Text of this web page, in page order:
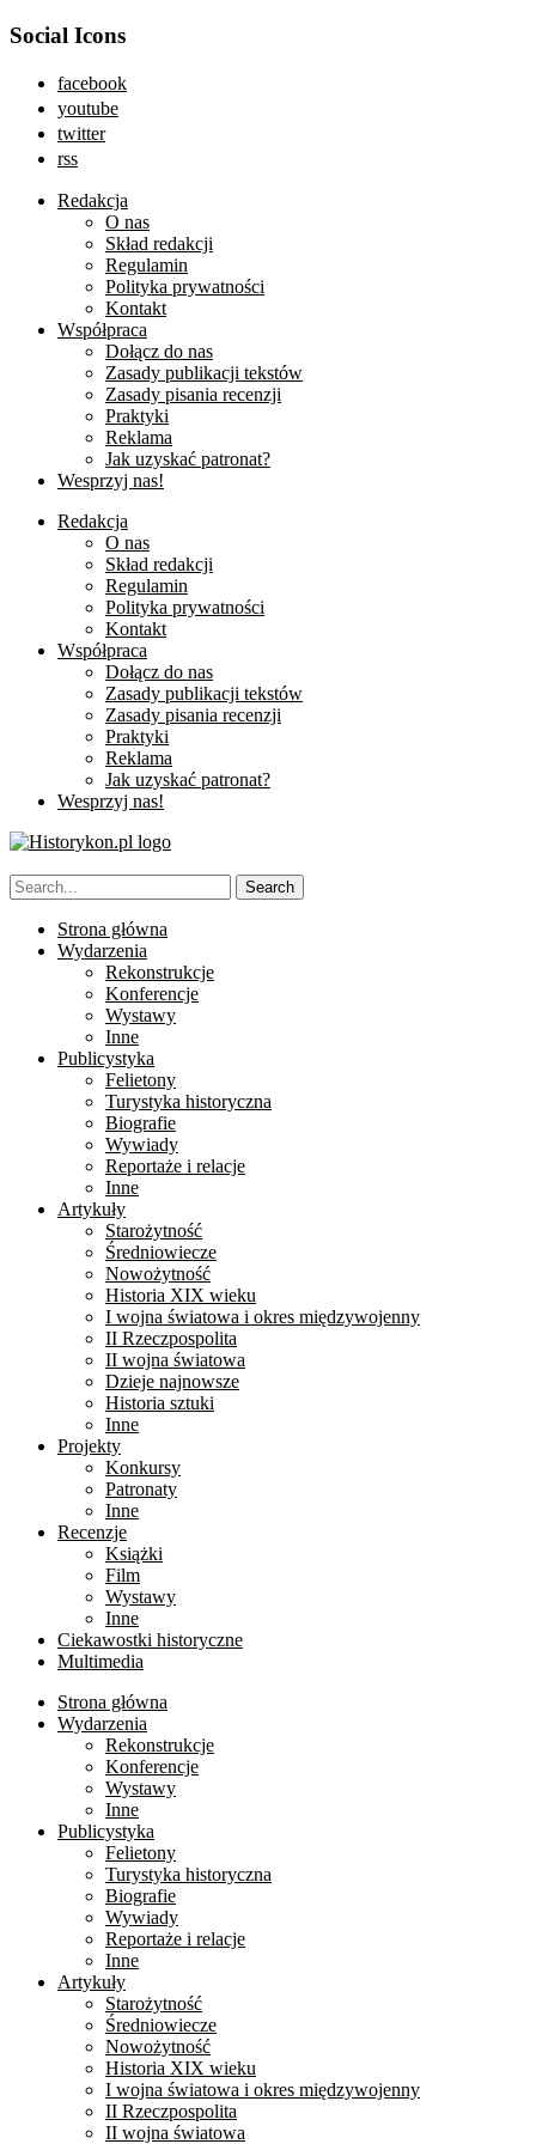
Social Icons
facebook
youtube
twitter
rss
Redakcja
O nas
Skład redakcji
Regulamin
Polityka prywatności
Kontakt
Współpraca
Dołącz do nas
Zasady publikacji tekstów
Zasady pisania recenzji
Praktyki
Reklama
Jak uzyskać patronat?
Wesprzyj nas!
Redakcja
O nas
Skład redakcji
Regulamin
Polityka prywatności
Kontakt
Współpraca
Dołącz do nas
Zasady publikacji tekstów
Zasady pisania recenzji
Praktyki
Reklama
Jak uzyskać patronat?
Wesprzyj nas!
Strona główna
Wydarzenia
Rekonstrukcje
Konferencje
Wystawy
Inne
Publicystyka
Felietony
Turystyka historyczna
Biografie
Wywiady
Reportaże i relacje
Inne
Artykuły
Starożytność
Średniowiecze
Nowożytność
Historia XIX wieku
I wojna światowa i okres międzywojenny
II Rzeczpospolita
II wojna światowa
Dzieje najnowsze
Historia sztuki
Inne
Projekty
Konkursy
Patronaty
Inne
Recenzje
Książki
Film
Wystawy
Inne
Ciekawostki historyczne
Multimedia
Strona główna
Wydarzenia
Rekonstrukcje
Konferencje
Wystawy
Inne
Publicystyka
Felietony
Turystyka historyczna
Biografie
Wywiady
Reportaże i relacje
Inne
Artykuły
Starożytność
Średniowiecze
Nowożytność
Historia XIX wieku
I wojna światowa i okres międzywojenny
II Rzeczpospolita
II wojna światowa